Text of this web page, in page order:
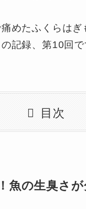
めたふくらは
記録、第10回で
目次
魚の生臭さ